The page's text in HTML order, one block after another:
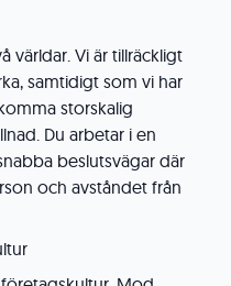
världar. Vi är tillräckligt
samtidigt som vi har
storskalig
Du arbetar i en
beslutsvägar där
och avståndet från